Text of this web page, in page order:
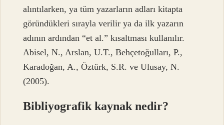
alıntılarken, ya tüm yazarların adları kitapta
göründükleri sırayla verilir ya da ilk yazarın
adının ardından “et al.” kısaltması kullanılır.
Abisel, N., Arslan, U.T., Behçetoğulları, P.,
Karadoğan, A., Öztürk, S.R. ve Ulusay, N.
(2005).
Bibliyografik kaynak nedir?